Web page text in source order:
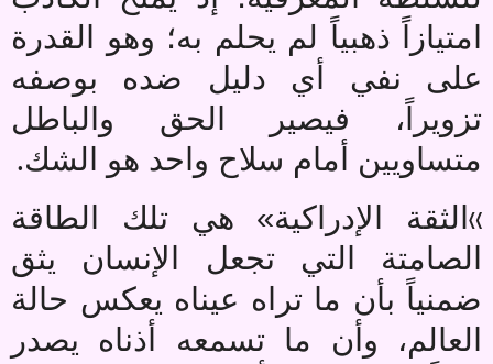
امتيازاً ذهبياً لم يحلم به؛ وهو القدرة
على نفي أي دليل ضده بوصفه
تزويراً، فيصير الحق والباطل
متساويين أمام سلاح واحد هو الشك.
« الثقة الإدراكية» هي تلك الطاقة
الصامتة التي تجعل الإنسان يثق
ضمنياً بأن ما تراه عيناه يعكس حالة
العالم، وأن ما تسمعه أذناه يصدر